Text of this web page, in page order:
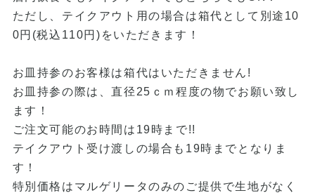
ただし、テイクアウト用の場合は箱代として別途10
0円(税込110円)をいただきます！
お皿持参のお客様は箱代はいただきません!
お皿持参の際は、直径25ｃｍ程度の物でお願い致し
ます！
ご注文可能のお時間は19時まで!!
テイクアウト受け渡しの場合も19時までとなりま
す！
特別価格はマルゲリータのみのご提供で生地がなく